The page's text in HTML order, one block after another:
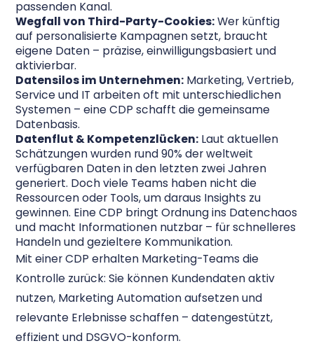
passenden Kanal.
Wegfall von Third-Party-Cookies:Wer künftig
auf personalisierte Kampagnen setzt, braucht
eigene Daten – präzise, einwilligungsbasiert und
aktivierbar.
Datensilos im Unternehmen: Marketing, Vertrieb,
Service und IT arbeiten oft mit unterschiedlichen
Systemen – eine CDP schafft die gemeinsame
Datenbasis.
Datenflut & Kompetenzlücken: Laut aktuellen
Schätzungen wurden rund 90% der weltweit
verfügbaren Daten in den letzten zwei Jahren
generiert. Doch viele Teams haben nicht die
Ressourcen oder Tools, um daraus Insights zu
gewinnen. Eine CDP bringt Ordnung ins Datenchaos
und macht Informationen nutzbar – für schnelleres
Handeln und gezieltere Kommunikation.
Mit einer CDP erhalten Marketing-Teams die
Kontrolle zurück: Sie können Kundendaten aktiv
nutzen, Marketing Automation aufsetzen und
relevante Erlebnisse schaffen – datengestützt,
effizient und DSGVO-konform.